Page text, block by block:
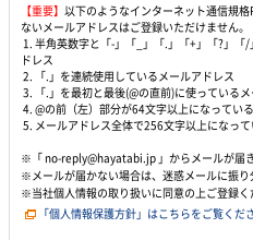
【重要】 以下のようなインターネット通信規
ないメールアドレスはご登録いただけません。
1. 半角英数字と「-」「_」「.」「+」「?」
ドレス
2. 「.」を連続使用しているメールアドレス
3. 「.」を最初と最後(@の直前)に使っている
4. @の前（左）部分が64文字以上になってい
5. メールアドレス全体で256文字以上になっ
※「 no-reply@hayatabi.jp 」からメールが届き
※メールが届かない場合は、迷惑メールに振り
※当社個人情報の取り扱いに同意の上ご登録く
「個人情報保護方針」はこちらをご覧くだ